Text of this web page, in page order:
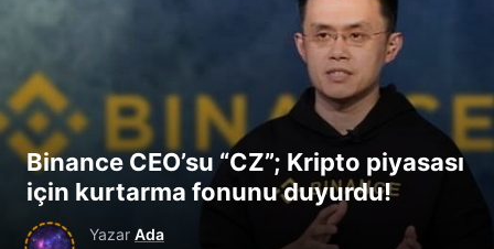
Binance CEO’su “CZ”; Kripto piyasası
için kurtarma fonunu duyurdu!
Yazar Ada